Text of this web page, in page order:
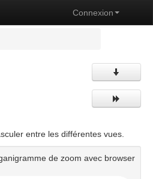
Connexion
entre les différentes vues.
de zoom avec browser